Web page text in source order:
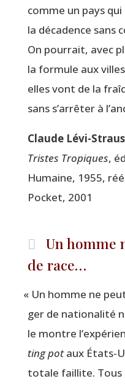
comme un pays qui
la déca­dence sans
On pour­rait, avec
la for­mule aux
elles vont de la
sans s’arrêter à
Claude Lévi-
Tristes Tro­piques,
Humaine, 1955,
Pocket, 2001
Un homme
de race…
« Un homme ne
ger de natio­na­li­té
le montre
ting potaux États-
totale faillite. Tous